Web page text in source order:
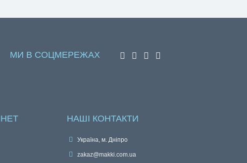
МИ В СОЦМЕРЕЖАХ
НАШІ КОНТАКТИ
Україна, м. Дніпро
zakaz@makki.com.ua